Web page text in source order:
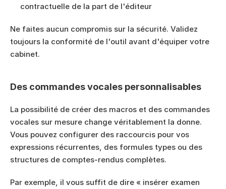
contractuelle de la part de l'éditeur
Ne faites aucun compromis sur la sécurité. Validez
toujours la conformité de l'outil avant d'équiper votre
cabinet.
Des commandes vocales personnalisables
La possibilité de créer des macros et des commandes
vocales sur mesure change véritablement la donne.
Vous pouvez configurer des raccourcis pour vos
expressions récurrentes, des formules types ou des
structures de comptes-rendus complètes.
Par exemple, il vous suffit de dire « insérer examen